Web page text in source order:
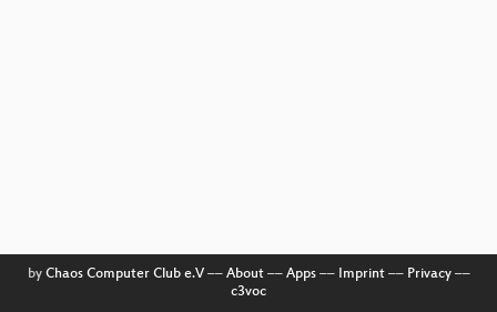
by Chaos Computer Club e.V–– About–– Apps–– Imprint–– Privacy––
c3voc